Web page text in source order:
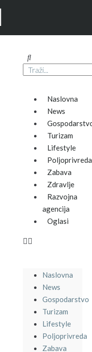
Naslovna
News
Turizam
Lifestyle
Poljoprivreda
Zabava
Zdravlje
Razvojna
agencija
Oglasi
Naslovna
News
Gospodarstvo
Turizam
Lifestyle
Poljoprivreda
Zabava